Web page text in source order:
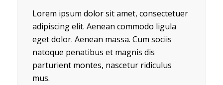
Lorem ipsum dolor sit amet, consectetuer
adipiscing elit. Aenean commodo ligula
eget dolor. Aenean massa. Cum sociis
natoque penatibus et magnis dis
parturient montes, nascetur ridiculus
mus.